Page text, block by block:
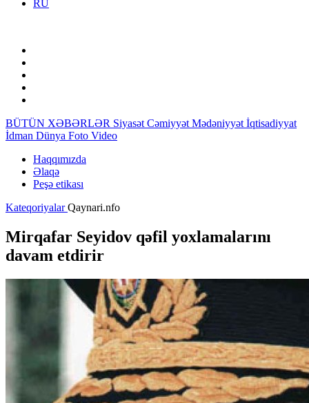
RU
BÜTÜN XƏBƏRLƏR Siyasət Cəmiyyət Mədəniyyət İqtisadiyyat
İdman Dünya Foto Video
Haqqımızda
Əlaqə
Peşə etikası
KateqoriyalarQaynari.nfo
Mirqafar Seyidov qəfil yoxlamalarını
davam etdirir